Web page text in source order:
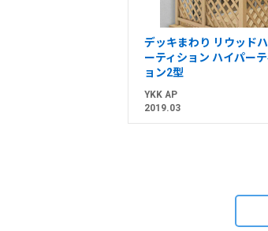
デッキまわり リウッド
ーティション ハイパー
ョン2型
YKK AP
2019.03